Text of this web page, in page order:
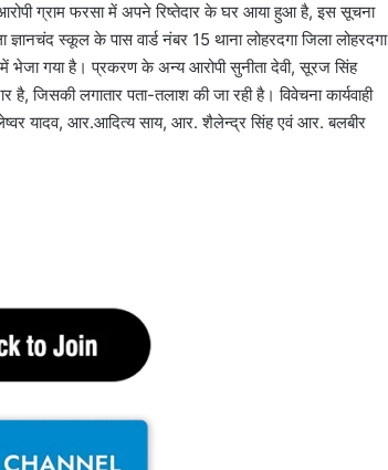
ग्राम फरसा में अपने रिष्तेदार के घर आया हुआ है, इस सूचना
स्कूल के पास वार्ड नंबर 15 थाना लोहरदगा जिला लोहरदगा
भेजा गया है। प्रकरण के अन्य आरोपी सुनीता देवी, सूरज सिंह
जिसकी लगातार पता-तलाश की जा रही है। विवेचना कार्यवाही
यादव, आर.आदित्य साय, आर. शैलेन्द्र सिंह एवं आर. बलबीर